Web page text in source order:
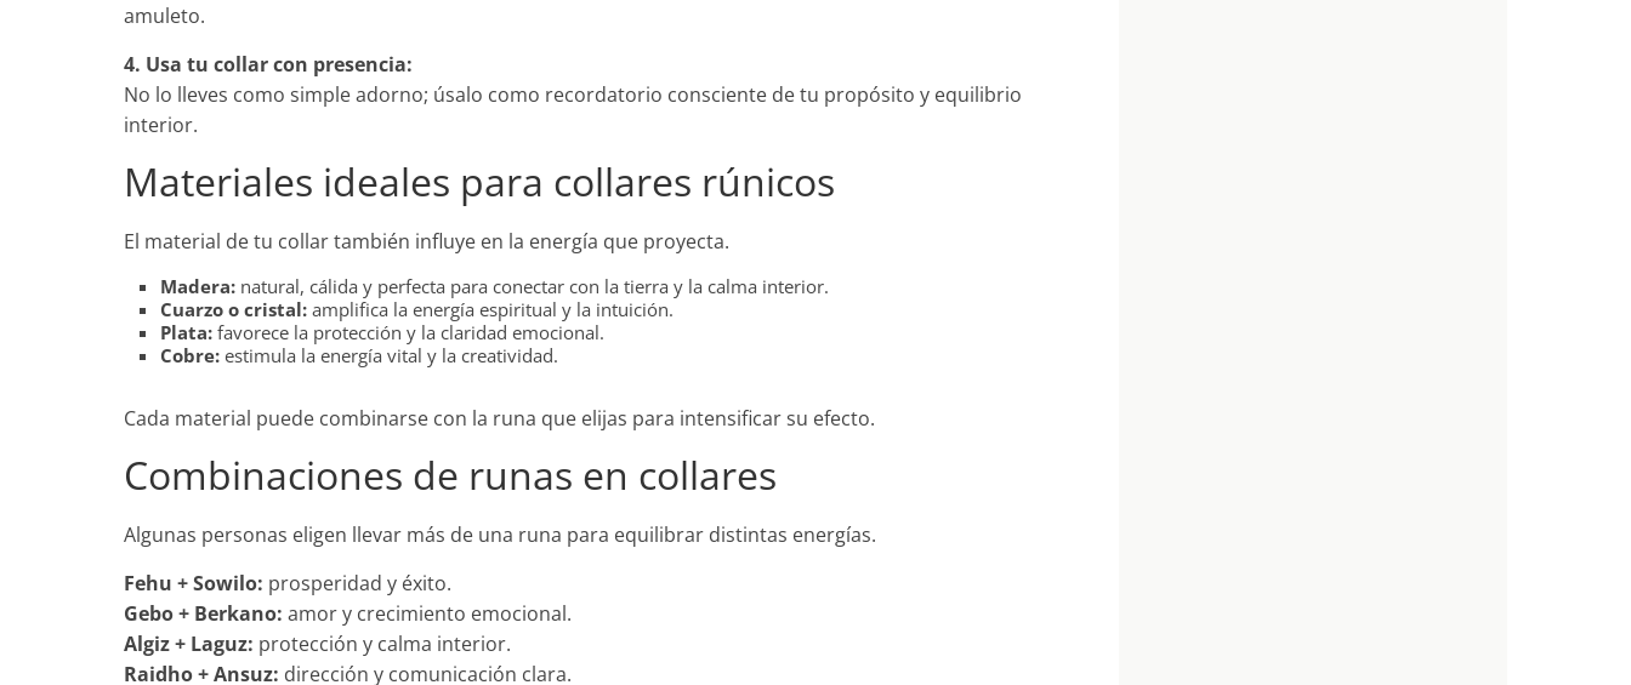
amuleto.
4. Usa tu collar con presencia:
No lo lleves como simple adorno; úsalo como recordatorio consciente de tu propósito y equilibrio
interior.
Materiales ideales para collares rúnicos
El material de tu collar también influye en la energía que proyecta.
Madera: natural, cálida y perfecta para conectar con la tierra y la calma interior.
Cuarzo o cristal: amplifica la energía espiritual y la intuición.
Plata: favorece la protección y la claridad emocional.
Cobre: estimula la energía vital y la creatividad.
Cada material puede combinarse con la runa que elijas para intensificar su efecto.
Combinaciones de runas en collares
Algunas personas eligen llevar más de una runa para equilibrar distintas energías.
Fehu + Sowilo: prosperidad y éxito.
Gebo + Berkano: amor y crecimiento emocional.
Algiz + Laguz: protección y calma interior.
Raidho + Ansuz: dirección y comunicación clara.